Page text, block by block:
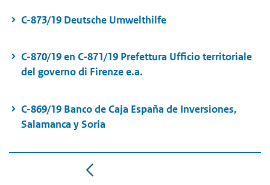
C-873/19 Deutsche Umwelthilfe
C-870/19 en C-871/19 Prefettura Ufficio territoriale
del governo di Firenze e.a.
C-869/19 Banco de Caja España de Inversiones,
Salamanca y Soria